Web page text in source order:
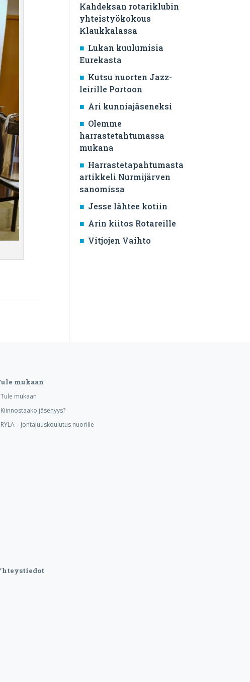
Kahdeksan rotariklubin
yhteistyökokous
Klaukkalassa
Lukan kuulumisia
Eurekasta
Kutsu nuorten Jazz-
leirille Portoon
Ari kunniajäseneksi
Olemme
harrastetahtumassa
mukana
Harrastetapahtumasta
artikkeli Nurmijärven
sanomissa
Jesse lähtee kotiin
Arin kiitos Rotareille
Vitjojen Vaihto
mukaan
Tule mukaan
Kiinnostaako jäsenyys?
RYLA – Johtajuuskoulutus nuorille